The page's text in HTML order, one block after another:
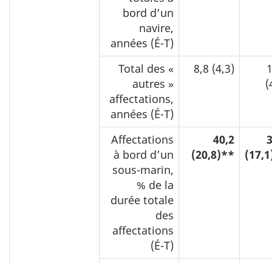
bord d’un
navire,
années (É-T)
Total des «
autres »
affectations,
années (É-T)
8,8 (4,3)
Affectations
à bord d’un
sous-marin,
% de la
durée totale
des
affectations
(É-T)
40,2
(20,8)**